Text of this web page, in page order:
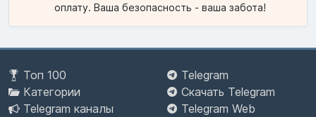
оплату. Ваша безопасность - ваша забота!
Топ 100
Категории
Telegram каналы
Telegram
Скачать Telegram
Telegram Web